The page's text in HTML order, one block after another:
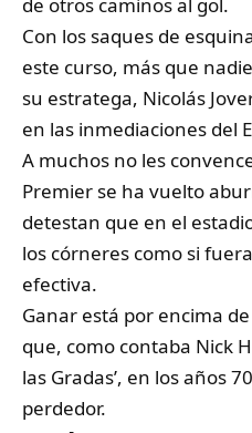
Con los saques de
este curso, más que
su estratega, Nicolás
en las inmediaciones del
A muchos no les
Premier se ha vuelto
detestan que en el
los córneres como si
efectiva.
Ganar está por encima
que, como contaba Nick
las Gradas’, en los años
perdedor.